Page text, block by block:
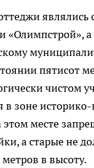
являлись
«Олимпстрой»,
пятисот
чистом
в зоне
этом месте
а старые не
в высоту.